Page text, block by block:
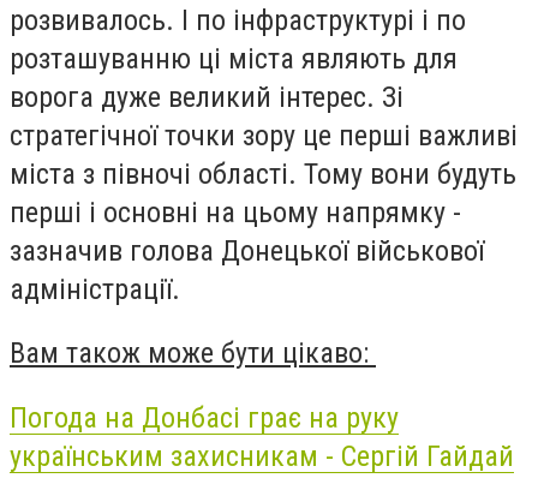
розвивалось. І по інфраструктурі і по
розташуванню ці міста являють для
ворога дуже великий інтерес. Зі
стратегічної точки зору це перші важливі
міста з півночі області. Тому вони будуть
перші і основні на цьому напрямку -
зазначив голова Донецької військової
адміністрації.
Вам також може бути цікаво:
Погода на Донбасі грає на руку
українським захисникам - Сергій Гайдай